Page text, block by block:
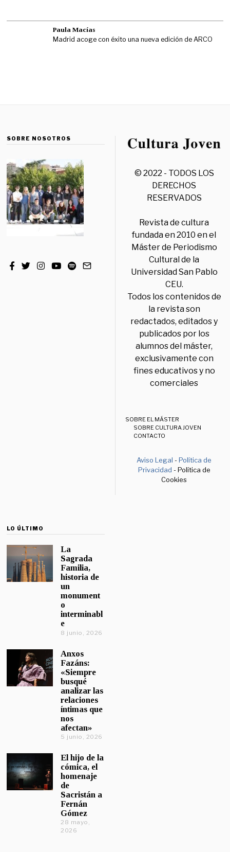
Paula Macías
Madrid acoge con éxito una nueva edición de ARCO
SOBRE NOSOTROS
© 2022 - TODOS LOS
DERECHOS
RESERVADOS
Revista de cultura
fundada en 2010 en el
Máster de Periodismo
Cultural de la
Universidad San Pablo
CEU.
Todos los contenidos de
la revista son
redactados, editados y
publicados por los
alumnos del máster,
exclusivamente con
fines educativos y no
comerciales
SOBRE EL MÁSTER
SOBRE CULTURA JOVEN
CONTACTO
Aviso Legal -Política de
Privacidad - Política de
Cookies
LO ÚLTIMO
La
Sagrada
Familia,
historia de
un
monument
o
interminabl
e
8 junio, 2026
Anxos
Fazáns:
«Siempre
busqué
analizar las
relaciones
íntimas que
nos
afectan»
5 junio, 2026
El hijo de la
cómica, el
homenaje
de
Sacristán a
Fernán
Gómez
28 mayo,
2026